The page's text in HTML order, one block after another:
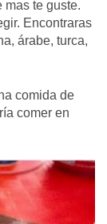
mas te guste.
Encontraras
árabe, turca,
comida de
comer en